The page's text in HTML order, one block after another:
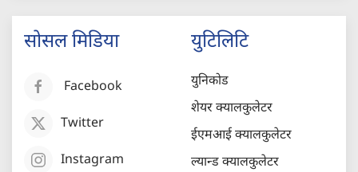
सोसल मिडिया
Facebook
Twitter
Instagram
युटिलिटि
युनिकोड
शेयर क्यालकुलेटर
ईएमआई क्यालकुलेटर
ल्यान्ड क्यालकुलेटर